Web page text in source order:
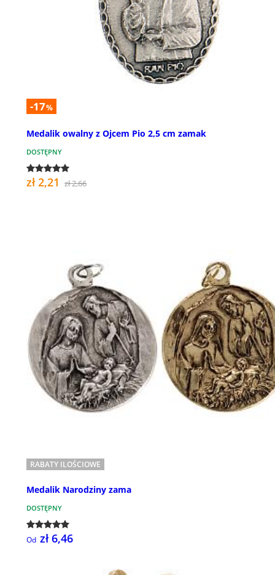
-17%
Medalik owalny z Ojcem Pio 2,5 cm zamak
DOSTĘPNY
zł 2,21 zł 2,66
RABATY ILOŚCIOWE
Medalik Narodziny zama
DOSTĘPNY
Od zł 6,46